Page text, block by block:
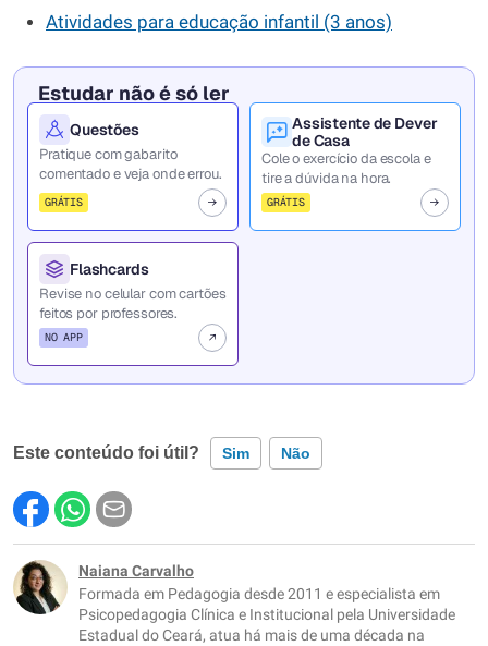
Atividades para educação infantil (3 anos)
Estudar não é só ler
Questões
Pratique com gabarito
comentado e veja onde errou.
GRÁTIS
Assistente de Dever
de Casa
Cole o exercício da escola e
tire a dúvida na hora.
GRÁTIS
Flashcards
Revise no celular com cartões
feitos por professores.
NO APP
Este conteúdo foi útil? Sim Não
Este conteúdo contém informação incorreta
Este conteúdo não tem a informação que procuro
Outro
Naiana Carvalho
Formada em Pedagogia desde 2011 e especialista em
Psicopedagogia Clínica e Institucional pela Universidade
Estadual do Ceará, atua há mais de uma década na